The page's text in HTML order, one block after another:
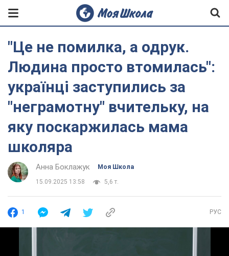
"Це не помилка, а одрук.
Людина просто втомилась":
українці заступились за
"неграмотну" вчительку, на
яку поскаржилась мама
школяра
Анна Боклажук Моя Школа
15.09.2025 13:58 5,6 т.
1 РУС